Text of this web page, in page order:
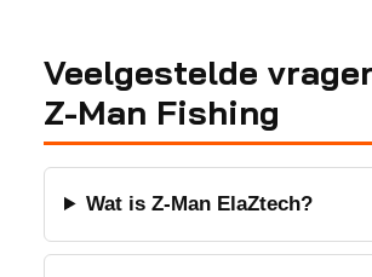
Veelgestelde
Z-Man Fishing
Wat is Z-Man ElaZtech?